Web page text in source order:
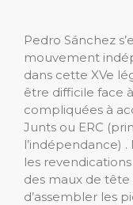
Pedro Sánchez
mouvement
dans cette XVe
être difficile face
compliquées à
Junts ou ERC
l’indépendance)
les
des maux de tête
d’assembler les